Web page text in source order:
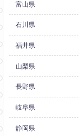
富山県
石川県
福井県
山梨県
長野県
岐阜県
静岡県